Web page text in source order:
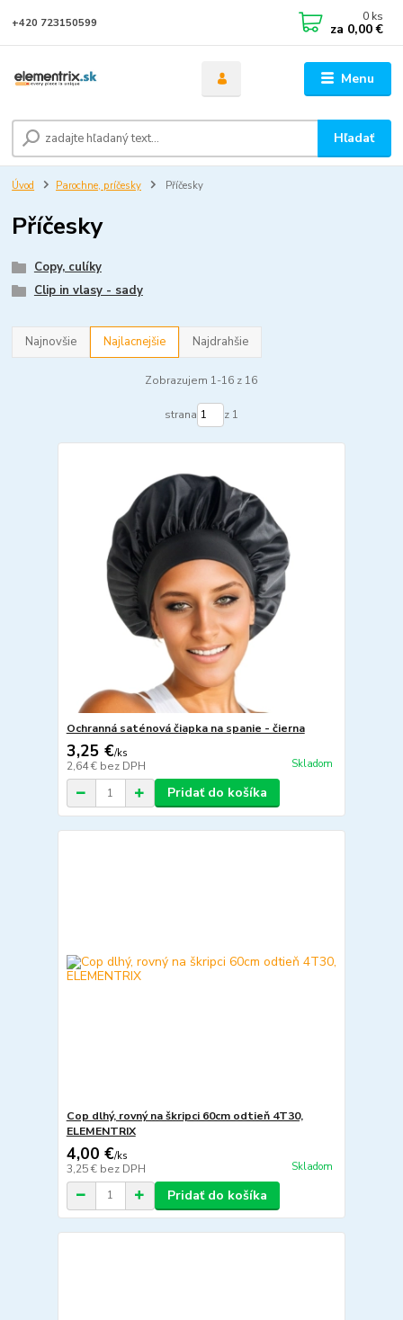
Menu
Hľadať
+420 723150599 0 ks
za 0,00 €
Úvod Parochne, príčesky Příčesky
Příčesky
Copy, culíky
Clip in vlasy - sady
Najnovšie Najlacnejšie Najdrahšie
Zobrazujem 1-16 z 16
strana z 1
Ochranná saténová čiapka na spanie - čierna
3,25 €/ks
2,64 € bez DPH Skladom
Pridať do košíka
Cop dlhý, rovný na škripci 60cm odtieň 4T30,
ELEMENTRIX
4,00 €/ks
3,25 € bez DPH Skladom
Pridať do košíka